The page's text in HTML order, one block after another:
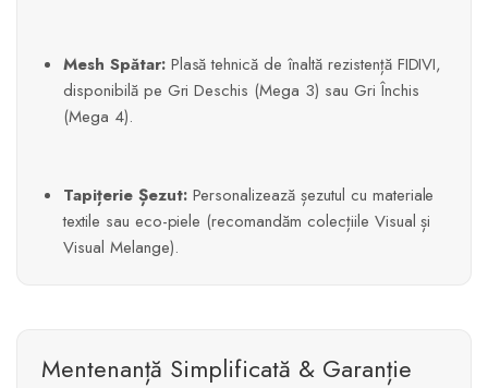
Mesh Spătar:Plasă tehnică de înaltă rezistență FIDIVI,
disponibilă pe Gri Deschis (Mega 3) sau Gri Închis
(Mega 4).
Tapițerie Șezut:Personalizează șezutul cu materiale
textile sau eco-piele (recomandăm colecțiile Visual și
Visual Melange).
Mentenanță Simplificată & Garanție